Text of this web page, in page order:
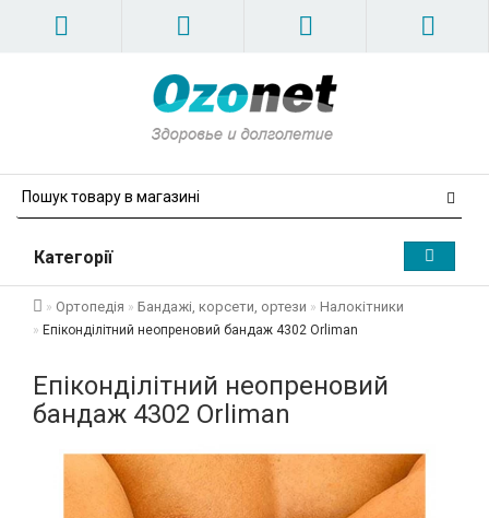
Категорії
Ортопедія Бандажі, корсети, ортези Налокітники
Епіконділітний неопреновий бандаж 4302 Orliman
Епіконділітний неопреновий
бандаж 4302 Orliman